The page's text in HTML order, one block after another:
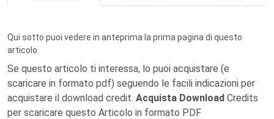
Qui sotto puoi vedere in anteprima la prima pagina di questo
articolo.
Se questo articolo ti interessa, lo puoi acquistare (e
scaricare in formato pdf) seguendo le facili indicazioni per
acquistare il download credit. Acquista Download Credits
per scaricare questo Articolo in formato PDF